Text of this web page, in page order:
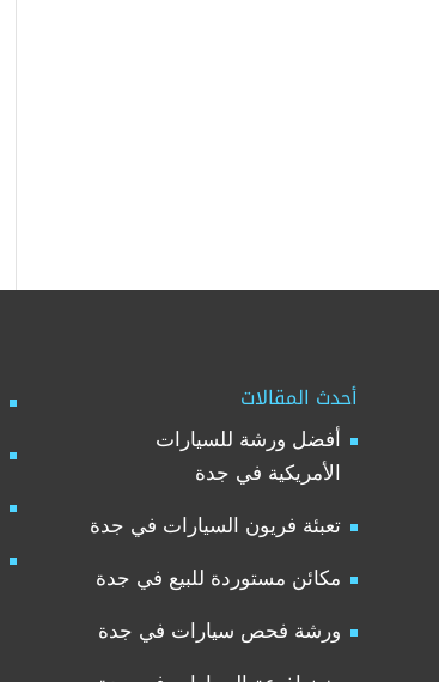
أحدث المقالات
أفضل ورشة للسيارات
الأمريكية في جدة
تعبئة فريون السيارات في جدة
مكائن مستوردة للبيع في جدة
ورشة فحص سيارات في جدة